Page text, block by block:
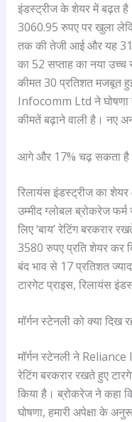
इंडस्ट्रीज के शेयर में बढ़त
3060.95 रुपए पर खुला
तक की तेजी आई और यह
का 52 सप्ताह का नया
कीमत 30 प्रतिशत मजबूत
Infocomm Ltd ने घोषणा
कीमतें बढ़ाने वाली है। नए
आगे और 17% चढ़ सकता है
रिलायंस इंडस्ट्रीज का
उम्मीद ग्लोबल ब्रोकरेज
लिए ‘बाय’ रेटिंग बरकरार
3580 रुपए प्रति शेयर कर
बंद भाव से 17 प्रतिशत
टारगेट प्राइस, रिलायंस
मॉर्गन स्टेनली को क्या दिख
मॉर्गन स्टेनली ने
रेटिंग बरकरार रखते हुए
किया है। ब्रोकरेज ने कहा
घोषणा, हमारी अपेक्षा के